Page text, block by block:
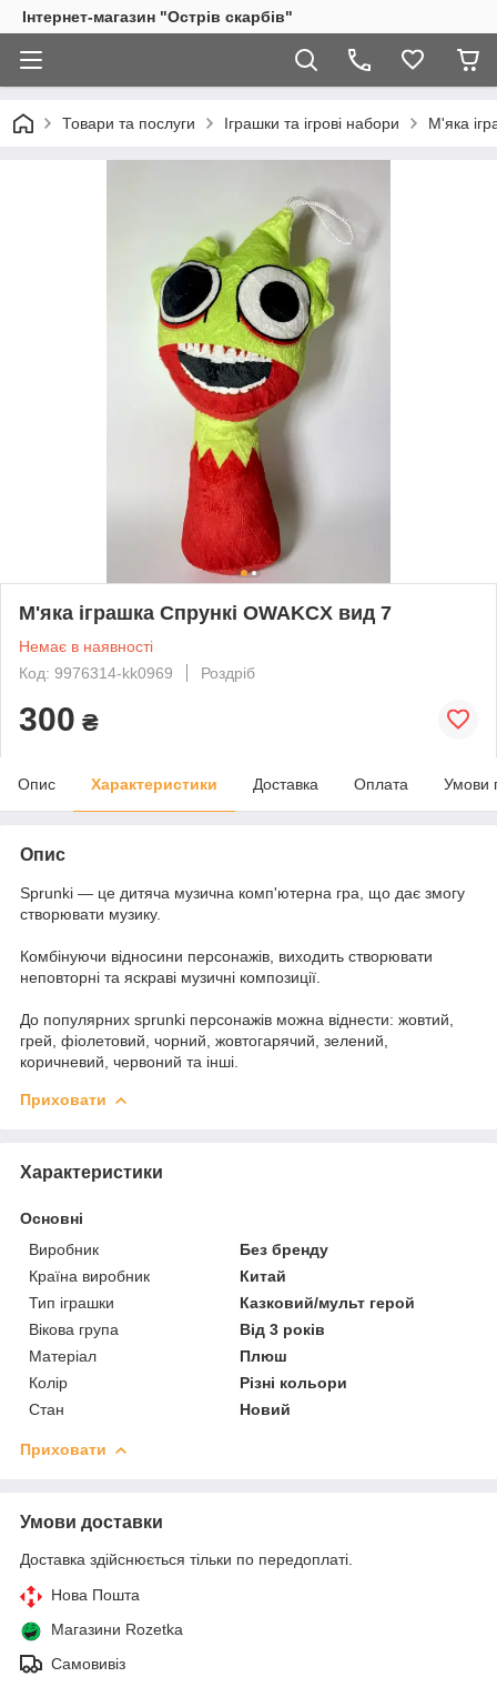
Інтернет-магазин "Острів скарбів"
Товари та послуги Іграшки та ігрові набори М'яка
М'яка іграшка Спрункі OWAKCX вид 7
Немає в наявності
Код: 9976314-kk0969
Роздріб
300 ₴
Опис Характеристики Доставка Оплата Умови
Опис
Sprunki — це дитяча музична комп'ютерна гра, що дає змогу
створювати музику.
Комбінуючи відносини персонажів, виходить створювати
неповторні та яскраві музичні композиції.
До популярних sprunki персонажів можна віднести: жовтий,
грей, фіолетовий, чорний, жовтогарячий, зелений,
коричневий, червоний та інші.
Приховати
Характеристики
Основні
Виробник
Без бренду
Країна виробник
Китай
Тип іграшки
Казковий/мульт герой
Вікова група
Від 3 років
Матеріал
Плюш
Колір
Різні кольори
Стан
Новий
Приховати
Умови доставки
Доставка здійснюється тільки по передоплаті.
Нова Пошта
Магазини Rozetka
Самовивіз